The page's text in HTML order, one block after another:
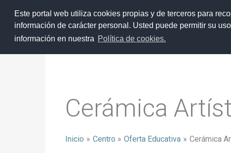
Este portal web utiliza cookies propias y de terceros para
información de carácter personal. Usted puede permitir su
información en nuestra Política de cookies.
contenido
Centro Oferta
Cerámica
Inicio Centro Oferta Educativa Cerámica